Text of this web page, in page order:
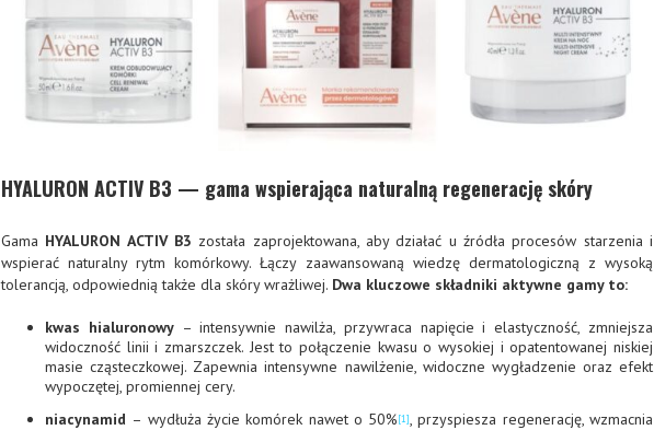
HYALURON ACTIV B3 — gama wspierająca naturalną regenerację skóry
Gama HYALURON ACTIV B3 została zaprojektowana, aby działać u źródła procesów starzenia i
wspierać naturalny rytm komórkowy. Łączy zaawansowaną wiedzę dermatologiczną z wysoką
tolerancją, odpowiednią także dla skóry wrażliwej. Dwa kluczowe składniki aktywne gamy to:
kwas hialuronowy– intensywnie nawilża, przywraca napięcie i elastyczność, zmniejsza
widoczność linii i zmarszczek. Jest to połączenie kwasu o wysokiej i opatentowanej niskiej
masie cząsteczkowej. Zapewnia intensywne nawilżenie, widoczne wygładzenie oraz efekt
wypoczętej, promiennej cery.
niacynamid – wydłuża życie komórek nawet o 50%[1], przyspiesza regenerację, wzmacnia